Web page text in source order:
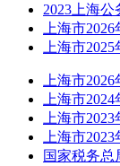
2023上海
上海市
上海市
上海市
上海市
上海市
上海市
国家税务总